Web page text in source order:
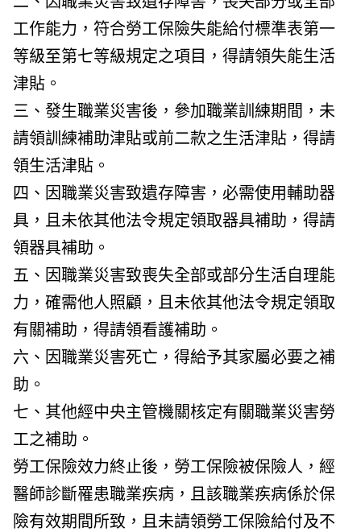
工作能力，符合勞工保險失能給付標準表第一
等級至第七等級規定之項目，得請領失能生活
津貼。
三、發生職業災害後，參加職業訓練期間，未
請領訓練補助津貼或前二款之生活津貼，得請
領生活津貼。
四、因職業災害致遺存障害，必需使用輔助器
具，且未依其他法令規定領取器具補助，得請
領器具補助。
五、因職業災害致喪失全部或部分生活自理能
力，確需他人照顧，且未依其他法令規定領取
有關補助，得請領看護補助。
六、因職業災害死亡，得給予其家屬必要之補
助。
七、其他經中央主管機關核定有關職業災害勞
工之補助。
勞工保險效力終止後，勞工保險被保險人，經
醫師診斷罹患職業疾病，且該職業疾病係於保
險有效期間所致，且未請領勞工保險給付及不